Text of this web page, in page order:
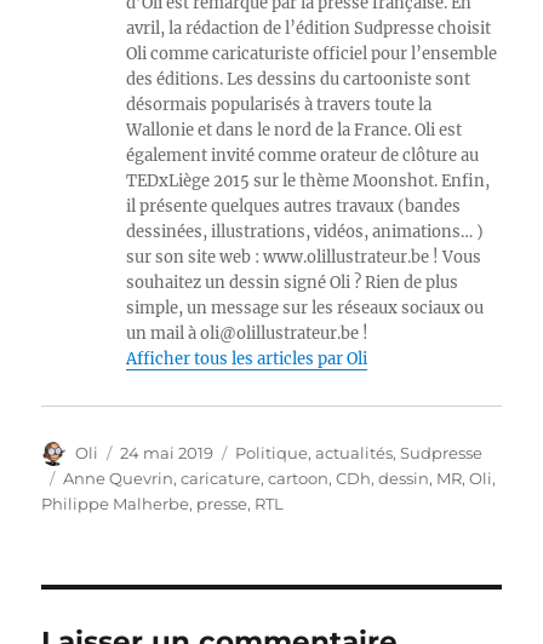
avril, la rédaction de l’édition Sudpresse choisit
Oli comme caricaturiste officiel pour l’ensemble
des éditions. Les dessins du cartooniste sont
désormais popularisés à travers toute la
Wallonie et dans le nord de la France. Oli est
également invité comme orateur de clôture au
TEDxLiège 2015 sur le thème Moonshot. Enfin,
il présente quelques autres travaux (bandes
dessinées, illustrations, vidéos, animations… )
sur son site web : www.olillustrateur.be ! Vous
souhaitez un dessin signé Oli ? Rien de plus
simple, un message sur les réseaux sociaux ou
un mail à oli@olillustrateur.be !
Afficher tous les articles par Oli
Auteur
Oli
Publié
le
24 mai 2019 Catégories
Politique, actualités,Sudpresse
Étiquettes
Anne Quevrin,caricature,cartoon,CDh,dessin, MR,Oli,
Philippe Malherbe, presse, RTL